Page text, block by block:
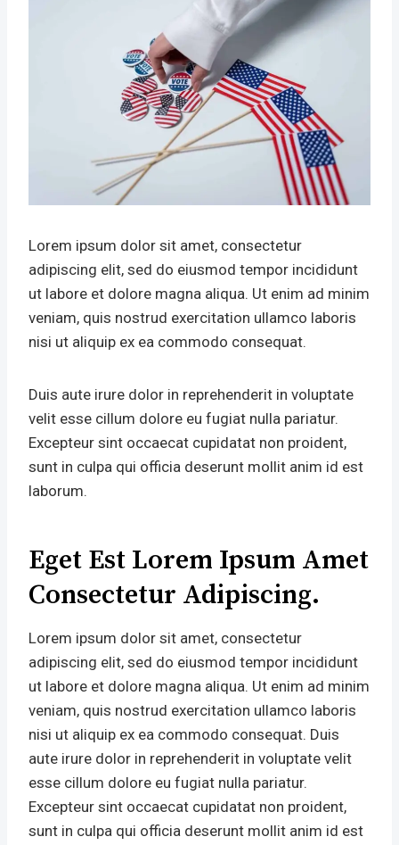
Lorem ipsum dolor sit amet, consectetur
adipiscing elit, sed do eiusmod tempor incididunt
ut labore et dolore magna aliqua. Ut enim ad minim
veniam, quis nostrud exercitation ullamco laboris
nisi ut aliquip ex ea commodo consequat.
Duis aute irure dolor in reprehenderit in voluptate
velit esse cillum dolore eu fugiat nulla pariatur.
Excepteur sint occaecat cupidatat non proident,
sunt in culpa qui officia deserunt mollit anim id est
laborum.
Eget Est Lorem Ipsum Amet
Consectetur Adipiscing.
Lorem ipsum dolor sit amet, consectetur
adipiscing elit, sed do eiusmod tempor incididunt
ut labore et dolore magna aliqua. Ut enim ad minim
veniam, quis nostrud exercitation ullamco laboris
nisi ut aliquip ex ea commodo consequat. Duis
aute irure dolor in reprehenderit in voluptate velit
esse cillum dolore eu fugiat nulla pariatur.
Excepteur sint occaecat cupidatat non proident,
sunt in culpa qui officia deserunt mollit anim id est